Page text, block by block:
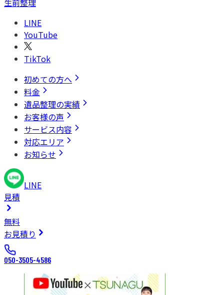
生前整理
LINE
YouTube
TikTok
初めての方へ
料金
遺品整理の実績
お客様の声
サービス内容
対応エリア
お知らせ
LINE
見積
無料
お見積り
050-3505-4586